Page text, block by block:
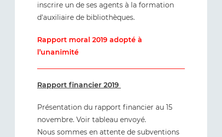
inscrire un de ses agents à la formation
d'auxiliaire de bibliothèques.
Rapport moral 2019 adopté à
l’unanimité
Rapport financier 2019
Présentation du rapport financier au 15
novembre. Voir tableau envoyé.
Nous sommes en attente de subventions